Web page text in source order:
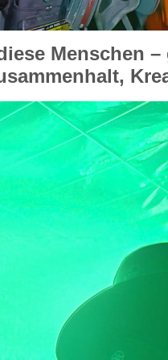
Menschen